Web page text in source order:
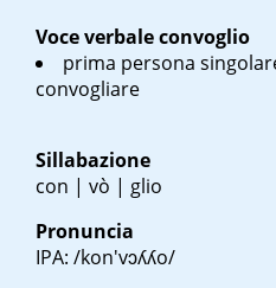
Voce verbaleconvoglio
prima persona
convogliare
Sillabazione
con | vò | glio
Pronuncia
IPA: /kon'vɔʎʎo/